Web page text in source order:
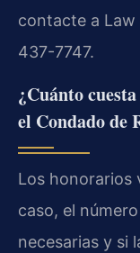
contacte a Law
437-7747.
¿Cuánto
el Condado de
Los honorarios
caso, el
necesarias y si